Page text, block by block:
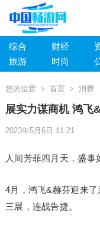
综合 财经
旅游
时尚
您的位置 首页 消费
展实力谋商机 鸿飞
2023年5月6日 11:21
人间芳菲四月天，盛事
4月，鸿飞&赫芬迎来
三展，连战告捷。